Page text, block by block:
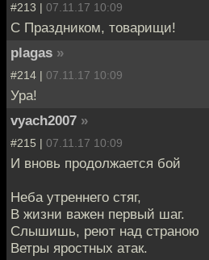
#213 | 07.11.17 10:09
С Праздником, товарищи!
plagas »
#214 | 07.11.17 10:09
Ура!
vyach2007 »
#215 | 07.11.17 10:09
И вновь продолжается бой
Неба утреннего стяг,
В жизни важен первый шаг.
Слышишь, реют над страною
Ветры яростных атак.